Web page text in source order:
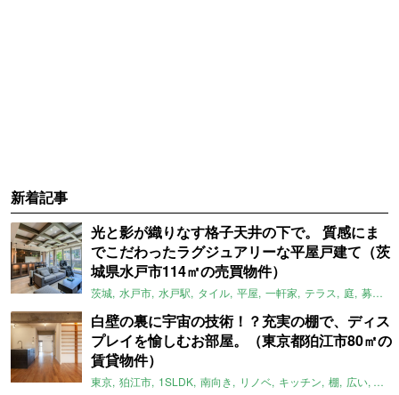
新着記事
光と影が織りなす格子天井の下で。 質感にま
でこだわったラグジュアリーな平屋戸建て（茨
城県水戸市114㎡の売買物件）
茨城 水戸市 水戸駅 タイル 平屋 一軒家 テラス 庭 募集中
白壁の裏に宇宙の技術！？充実の棚で、ディス
プレイを愉しむお部屋。（東京都狛江市80㎡の
賃貸物件）
東京 狛江市 1SLDK 南向き リノベ キッチン 棚 広い ガイ